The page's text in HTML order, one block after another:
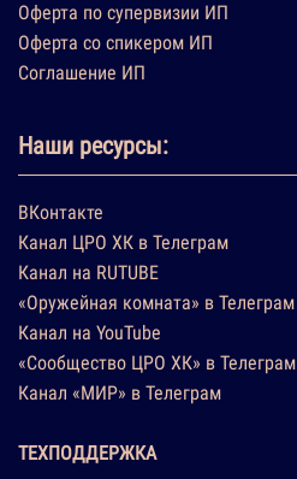
Оферта по супервизии ИП
Оферта со спикером ИП
Соглашение ИП
Наши ресурсы:
ВКонтакте
Канал ЦРО ХК в Телеграм
Канал на RUTUBE
«Оружейная комната» в Телеграм
Канал на YouTube
«Сообщество ЦРО ХК» в Телеграм
Канал «МИР» в Телеграм
ТЕХПОДДЕРЖКА